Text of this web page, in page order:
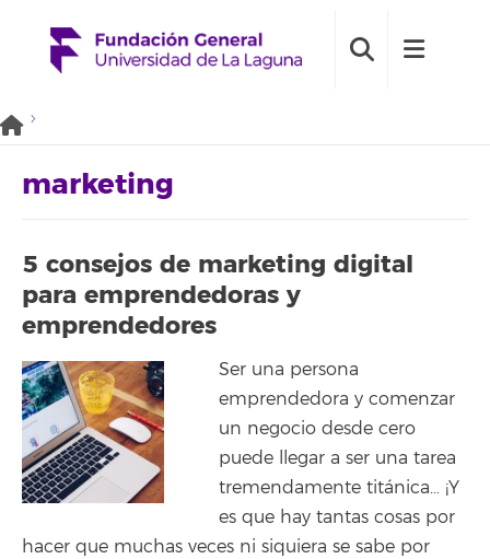
marketing
5 consejos de marketing digital
para emprendedoras y
emprendedores
Ser una persona
emprendedora y comenzar
un negocio desde cero
puede llegar a ser una tarea
tremendamente titánica… ¡Y
es que hay tantas cosas por
hacer que muchas veces ni siquiera se sabe por